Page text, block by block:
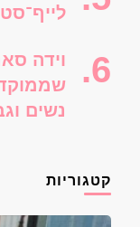
וידה
נשים
קטגוריות